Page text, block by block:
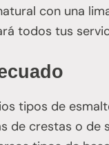
con una
todos tus
tipos de
de crestas o de